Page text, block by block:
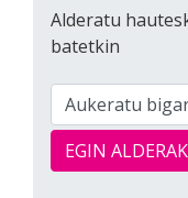
Alderatu
batetkin
EGIN